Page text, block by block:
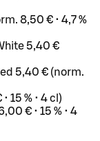
8,50 € • 4,7 %
5,40 €
5,40 € (norm.
15 % • 4 cl)
€ • 15 % • 4